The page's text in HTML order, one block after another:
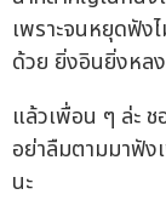
เพราะจนหยุดฟัง
ด้วย ยิ่งอินยิ่งหล
แล้วเพื่อน ๆ ล่ะ
อย่าลืมตามมาฟั
นะ